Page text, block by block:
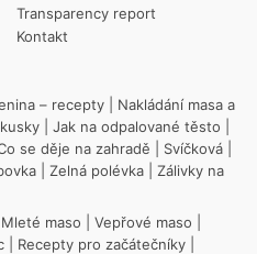
Transparency report
Kontakt
– recepty
Nakládání masa a
Jak na odpalované těsto
se děje na zahradě Svíčková
Zelná polévka
Zálivky na
Mleté maso Vepřové maso
Recepty pro začátečníky